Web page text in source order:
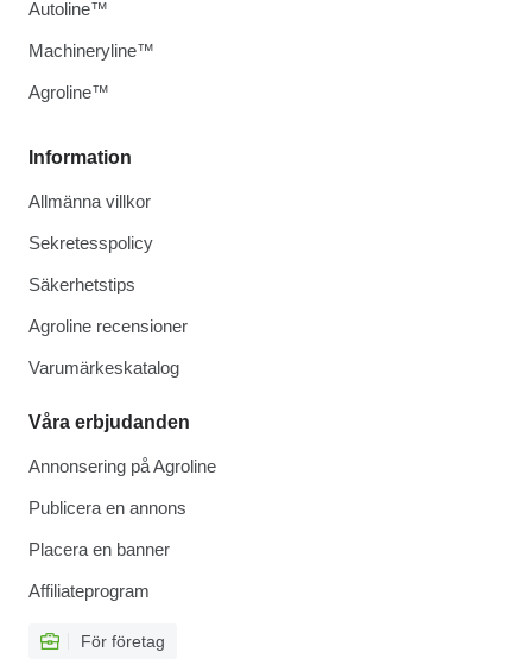
Information
Allmänna villkor
Sekretesspolicy
Säkerhetstips
Agroline recensioner
Varumärkeskatalog
Våra erbjudanden
Annonsering på Agroline
Publicera en annons
Placera en banner
Affiliateprogram
För företag
Autoline™
Machineryline™
Agroline™